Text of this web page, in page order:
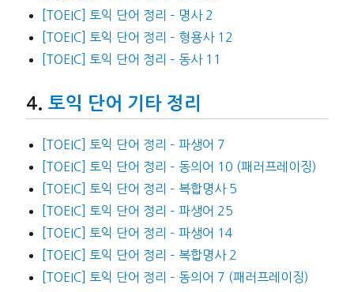
[TOEIC] 토익 단어 정리 – 명사 2
[TOEIC] 토익 단어 정리 – 형용사 12
[TOEIC] 토익 단어 정리 – 동사 11
토익 단어 기타 정리
[TOEIC] 토익 단어 정리 – 파생어 7
[TOEIC] 토익 단어 정리 – 동의어 10 (패러프레이징)
[TOEIC] 토익 단어 정리 – 복합명사 5
[TOEIC] 토익 단어 정리 – 파생어 25
[TOEIC] 토익 단어 정리 – 파생어 14
[TOEIC] 토익 단어 정리 – 복합명사 2
[TOEIC] 토익 단어 정리 – 동의어 7 (패러프레이징)